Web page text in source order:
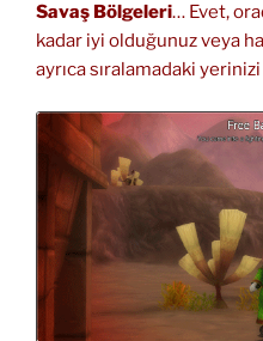
Savaş Bölgeleri… Evet,
kadar iyi olduğunuz veya
ayrıca sıralamadaki